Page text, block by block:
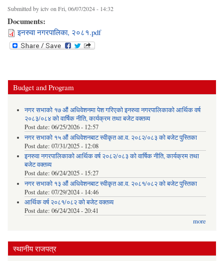
Submitted byictvon Fri, 06/07/2024 - 14:32
Documents:
इनरुवा नगरपालिका, २०८१.pdf
Budget and Program
नगर सभाको १७ औं अधिवेशनमा पेश गरिएको इनरुवा नगरपालिकाको आर्थिक वर्ष
२०८३/०८४ को वार्षिक नीति, कार्यक्रम तथा बजेट वक्तव्य
Post date: 06/25/2026 - 12:57
नगर सभाको १५ औं अधिवेशनबाट स्वीकृत आ.व. २०८२/०८३ को बजेट पुस्तिका
Post date: 07/31/2025 - 12:08
इनरुवा नगरपालिकाको आर्थिक वर्ष २०८२/०८३ को वार्षिक नीति, कार्यक्रम तथा
बजेट वक्तव्य
Post date: 06/24/2025 - 15:27
नगर सभाको १३ औं अधिवेशनबाट स्वीकृत आ.व. २०८१/०८२ को बजेट पुस्तिका
Post date: 07/29/2024 - 14:46
आर्थिक वर्ष २०८१/०८२ को बजेट वक्तव्य
Post date: 06/24/2024 - 20:41
more
स्थानीय राजपत्र